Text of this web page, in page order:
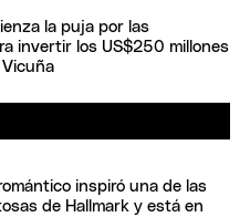
la puja por las
invertir los US$250 millones
inspiró una de las
de Hallmark y está en